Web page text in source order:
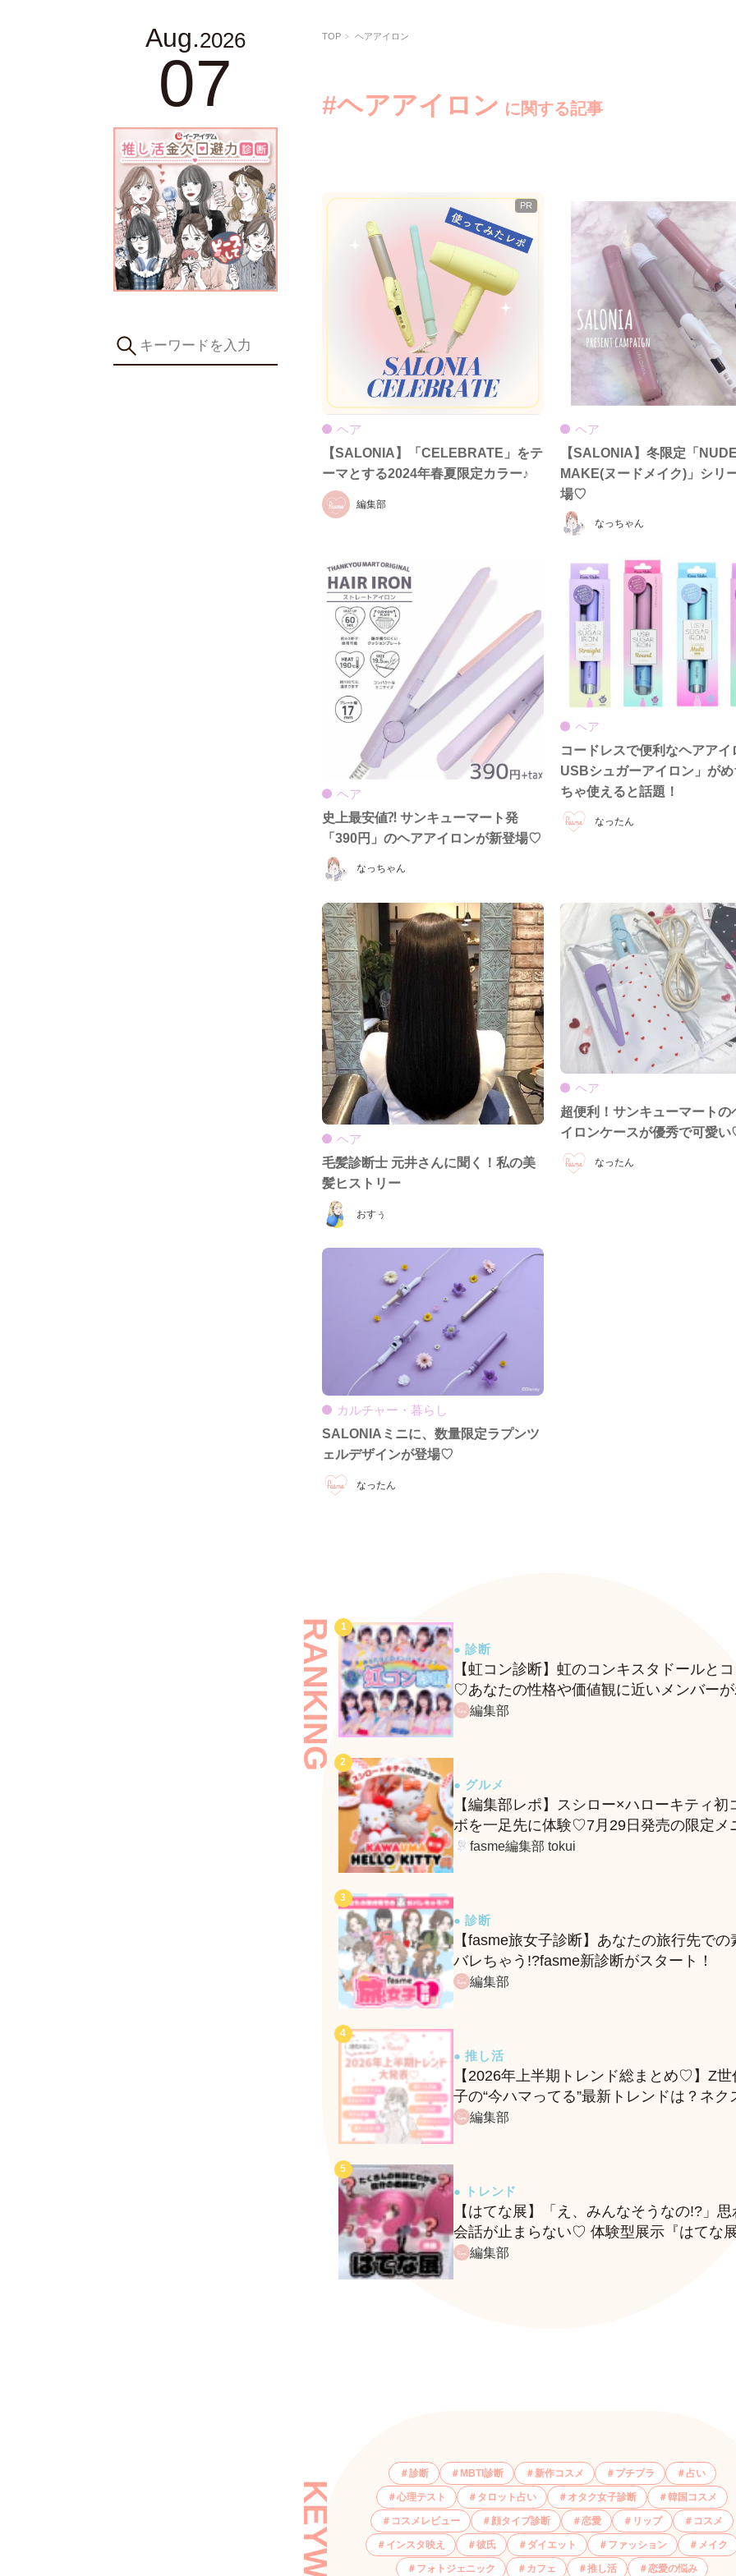
Aug.2026
07
TOP ヘアアイロン
#ヘアアイロン に関する記事
編集部
ヘア
【SALONIA】「CELEBRATE」をテ
ーマとする2024年春夏限定カラー♪
なっちゃん
ヘア
【SALONIA】冬限定「NUDE
MAKE(ヌードメイク)」シリ
場♡
なっちゃん
ヘア
史上最安値⁈ サンキューマート発
「390円」のヘアアイロンが新登場♡
なったん
ヘア
コードレスで便利なヘアアイ
USBシュガーアイロン」がめ
ちゃ使えると話題！
おすぅ
ヘア
毛髪診断士 元井さんに聞く！私の美
髪ヒストリー
なったん
ヘア
超便利！サンキューマートの
イロンケースが優秀で可愛
なったん
カルチャー・暮らし
SALONIAミニに、数量限定ラプンツ
ェルデザインが登場♡
RANKING ● 診断
【虹コン診断】虹のコンキスタドールと
♡あなたの性格や価値観に近いメンバー
る、fasmeの新診断がスタート！
編集部
● グルメ
【編集部レポ】スシロー×ハローキティ初
ボを一足先に体験♡7月29日発売の限定メ
ー＆グッズをレポ！
fasme編集部 tokui
● 診断
【fasme旅女子診断】あなたの旅行先での
バレちゃう!?fasme新診断がスタート！
編集部
● 推し活
【2026年上半期トレンド総まとめ♡】Z世
子の“今ハマってる”最新トレンドは？ネク
バズ予報もチェック♪
編集部
● トレンド
【はてな展】「え、みんなそうなの!?」思
会話が止まらない♡ 体験型展示『はてな展
に行ってきたレポ
編集部
診断 MBTI診断 新作コスメ プチプラ 占い
心理テスト タロット占い オタク女子診断 韓国コスメ
コスメレビュー 顔タイプ診断 恋愛 リップ コスメ
インスタ映え 彼氏 ダイエット ファッション メイク
フォトジェニック カフェ 推し活 恋愛の悩み